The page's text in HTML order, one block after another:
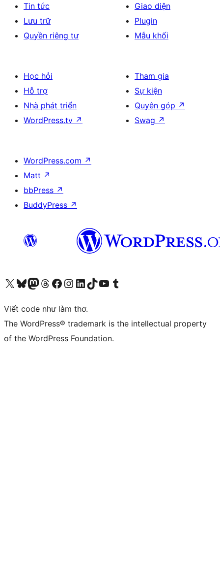
Tin tức
Lưu trữ
Quyền riêng tư
Giao diện
Plugin
Mẫu khối
Học hỏi
Hỗ trợ
Nhà phát triển
WordPress.tv ↗
Tham gia
Sự kiện
Quyên góp ↗
Swag ↗
WordPress.com ↗
Matt ↗
bbPress ↗
BuddyPress ↗
Truy cập tài khoản X (trước đây là Twitter) của chúng tôiVisit our Bluesky account
Visit our Mastodon account
Visit our Threads account
Xem trang Facebook của chúng tôiTruy cập tài khoản Instagram của chúng tôiTruy cập tài khoản LinkedIn của chúng tôiVisit our TikTok account
Truy cập kênh YouTube của chúng tôi Visit our Tumblr account
Viết code như làm thơ.
The WordPress® trademark is the intellectual property
of the WordPress Foundation.